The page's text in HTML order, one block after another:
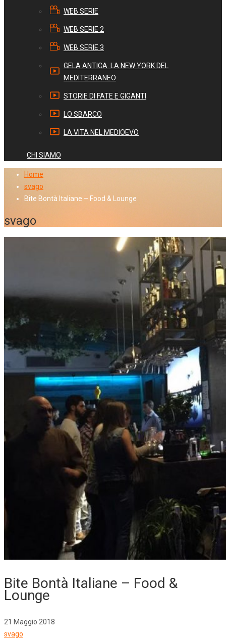
WEB SERIE
WEB SERIE 2
WEB SERIE 3
GELA ANTICA. LA NEW YORK DEL
MEDITERRANEO
STORIE DI FATE E GIGANTI
LO SBARCO
LA VITA NEL MEDIOEVO
CHI SIAMO
Home
svago
Bite Bontà Italiane – Food & Lounge
svago
Bite Bontà Italiane – Food &
Lounge
21 Maggio 2018
svago